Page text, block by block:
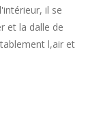
il se
et la dalle de
l,air et